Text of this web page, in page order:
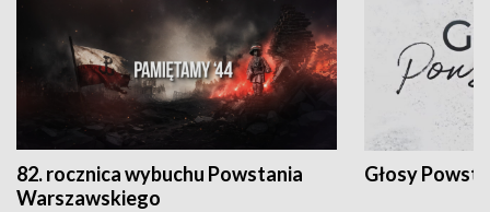
82. rocznica wybuchu Powstania
Warszawskiego
Głosy